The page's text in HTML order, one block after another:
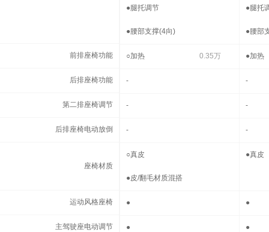
●腿托调节
●腰部支撑(4向)
●腿托
●腰部
前排座椅功能 ○加热 0.35万 ●加热
后排座椅功能 - -
第二排座椅调节 - -
后排座椅电动放倒 - -
○真皮
●皮/翻毛材质混搭
●真皮
运动风格座椅 ● ●
主驾驶座电动调节 ● ●
前排座椅功能
后排座椅功能
第二排座椅调节
后排座椅电动放倒
座椅材质
运动风格座椅
主驾驶座电动调节